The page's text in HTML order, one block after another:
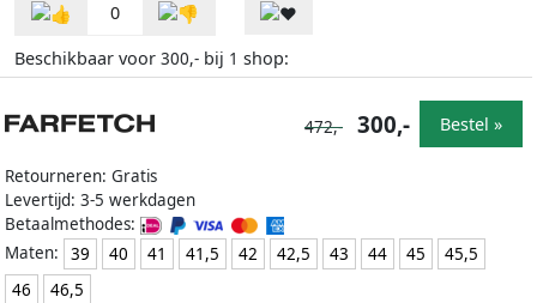
0
Beschikbaar voor 300,- bij 1 shop:
Retourneren: Gratis
Levertijd: 3-5 werkdagen
Betaalmethodes:
Maten:
39 40 41 41,5 42 42,5 43 44 45
45,5
46
46,5
472,- 300,- Bestel »